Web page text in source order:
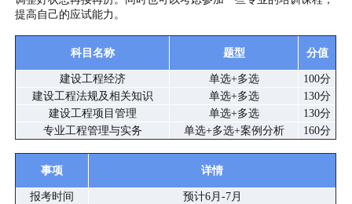
提高自己的应试能力。
科目名称 题型 分值
建设工程经济 单选+多选
100分
建设工程法规及相关知识
单选+多选
130分
建设工程项目管理
单选+多选
130分
专业工程管理与实务
单选+多选+案例分析 160分
事项 详情
报考时间
预计6月-7月